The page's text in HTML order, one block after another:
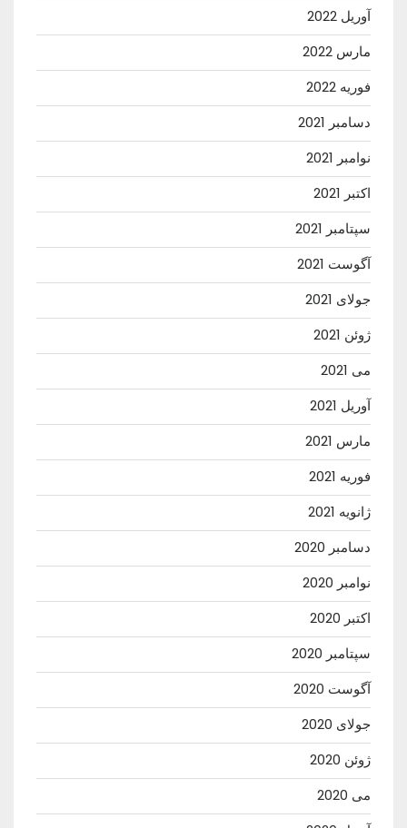
آوریل 2022
مارس 2022
فوریه 2022
دسامبر 2021
نوامبر 2021
اکتبر 2021
سپتامبر 2021
آگوست 2021
جولای 2021
ژوئن 2021
می 2021
آوریل 2021
مارس 2021
فوریه 2021
ژانویه 2021
دسامبر 2020
نوامبر 2020
اکتبر 2020
سپتامبر 2020
آگوست 2020
جولای 2020
ژوئن 2020
می 2020